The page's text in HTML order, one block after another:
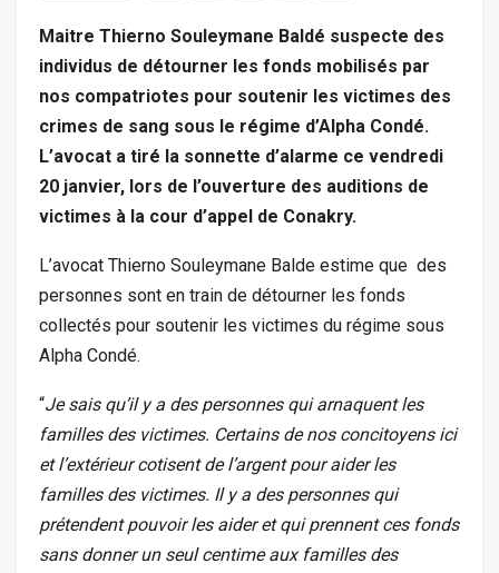
Maitre Thierno Souleymane Baldé suspecte des
individus de détourner les fonds mobilisés par
nos compatriotes pour soutenir les victimes des
crimes de sang sous le régime d’Alpha Condé.
L’avocat a tiré la sonnette d’alarme ce vendredi
20 janvier, lors de l’ouverture des auditions de
victimes à la cour d’appel de Conakry.
L’avocat Thierno Souleymane Balde estime que des
personnes sont en train de détourner les fonds
collectés pour soutenir les victimes du régime sous
Alpha Condé.
“Je sais qu’il y a des personnes qui arnaquent les
familles des victimes. Certains de nos concitoyens ici
et l’extérieur cotisent de l’argent pour aider les
familles des victimes. Il y a des personnes qui
prétendent pouvoir les aider et qui prennent ces fonds
sans donner un seul centime aux familles des